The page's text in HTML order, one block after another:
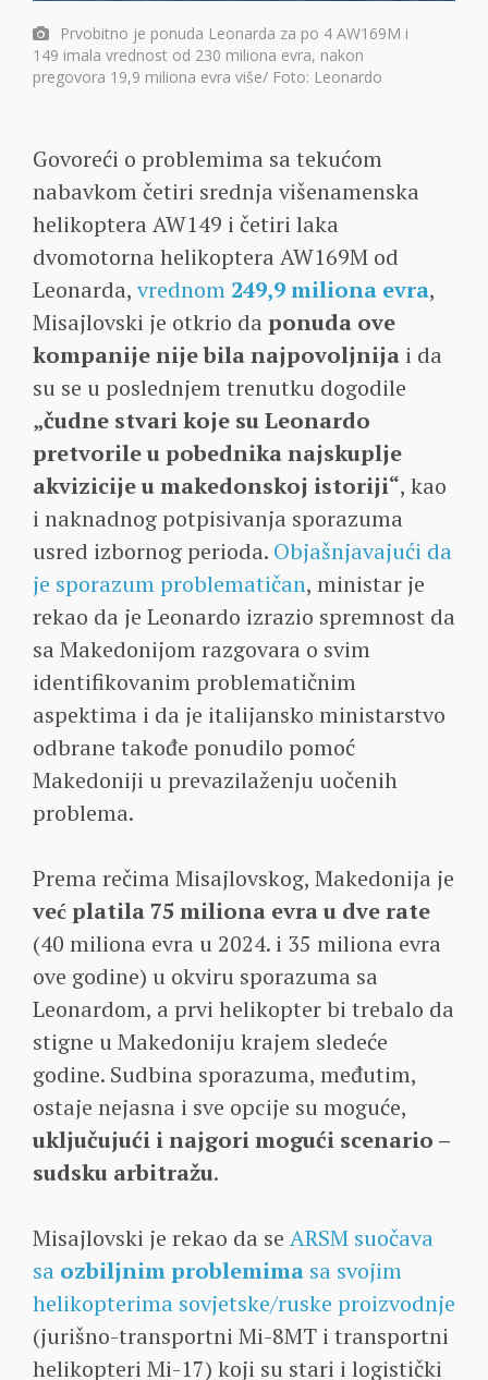
Prvobitno je ponuda Leonarda za po 4 AW169M i
149 imala vrednost od 230 miliona evra, nakon
pregovora 19,9 miliona evra više/ Foto: Leonardo
Govoreći o problemima sa tekućom
nabavkom četiri srednja višenamenska
helikoptera AW149 i četiri laka
dvomotorna helikoptera AW169M od
Leonarda, vrednom 249,9 miliona evra,
Misajlovski je otkrio da ponuda ove
kompanije nije bila najpovoljnija i da
su se u poslednjem trenutku dogodile
„čudne stvari koje su Leonardo
pretvorile u pobednika najskuplje
akvizicije u makedonskoj istoriji“, kao
i naknadnog potpisivanja sporazuma
usred izbornog perioda. Objašnjavajući da
je sporazum problematičan, ministar je
rekao da je Leonardo izrazio spremnost da
sa Makedonijom razgovara o svim
identifikovanim problematičnim
aspektima i da je italijansko ministarstvo
odbrane takođe ponudilo pomoć
Makedoniji u prevazilaženju uočenih
problema.
Prema rečima Misajlovskog, Makedonija je
već platila 75 miliona evra u dve rate
(40 miliona evra u 2024. i 35 miliona evra
ove godine) u okviru sporazuma sa
Leonardom, a prvi helikopter bi trebalo da
stigne u Makedoniju krajem sledeće
godine. Sudbina sporazuma, međutim,
ostaje nejasna i sve opcije su moguće,
uključujući i najgori mogući scenario –
sudsku arbitražu.
Misajlovski je rekao da se ARSM suočava
sa ozbiljnim problemima sa svojim
helikopterima sovjetske/ruske proizvodnje
(jurišno-transportni Mi-8MT i transportni
helikopteri Mi-17) koji su stari i logistički